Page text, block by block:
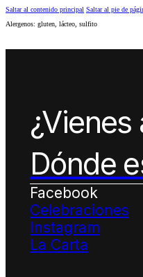
Saltar al contenido principal Saltar al pie de
Alergenos: gluten, lácteo, sulfito
¿Vienes
Dónde
La Carta
Instagram
Facebook
Celebraciones